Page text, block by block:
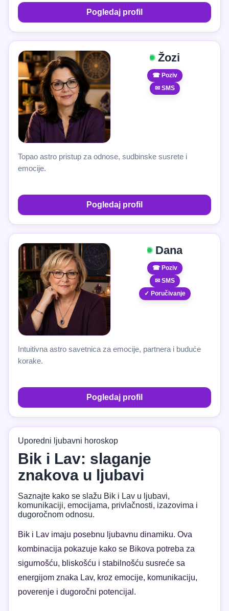
Pogledaj profil
Žozi
☎ Poziv
✉ SMS
Topao astro pristup za odnose, sudbinske susrete i
emocije.
Pogledaj profil
Dana
☎ Poziv
✉ SMS
✓ Poručivanje
Intuitivna astro savetnica za emocije, partnera i buduće
korake.
Pogledaj profil
Uporedni ljubavni horoskop
Bik i Lav: slaganje
znakova u ljubavi
Saznajte kako se slažu Bik i Lav u ljubavi,
komunikaciji, emocijama, privlačnosti, izazovima i
dugoročnom odnosu.
Bik i Lav imaju posebnu ljubavnu dinamiku. Ova
kombinacija pokazuje kako se Bikova potreba za
sigurnošću, bliskošću i stabilnošću susreće sa
energijom znaka Lav, kroz emocije, komunikaciju,
poverenje i dugoročni potencijal.